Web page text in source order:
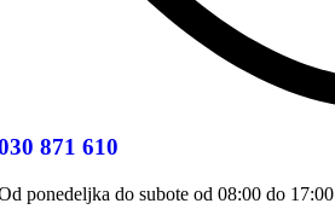
871 610
ponedeljka do subote od 08:00 do 17:00